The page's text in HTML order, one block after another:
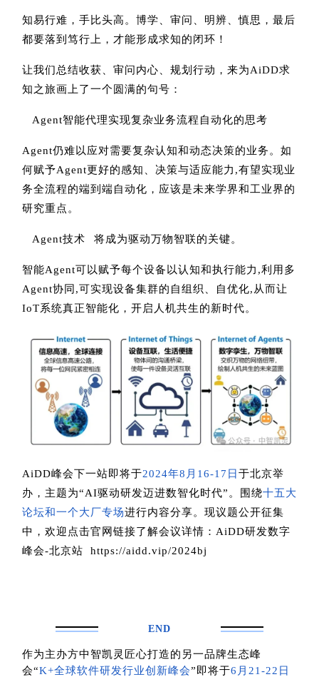
知易行难，手比头高。博学、审问、明辨、慎思，最后
都要落到笃行上，才能形成求知的闭环！
让我们总结收获、审问内心、规划行动，来为AiDD求
知之旅画上了一个圆满的句号：
Agent智能代理实现复杂业务流程自动化的思考
Agent仍难以应对需要复杂认知和动态决策的业务。如
何赋予Agent更好的感知、决策与适应能力,有望实现业
务全流程的端到端自动化，应该是未来学界和工业界的
研究重点。
Agent技术 将成为驱动万物智联的关键。
智能Agent可以赋予每个设备以认知和执行能力,利用多
Agent协同,可实现设备集群的自组织、自优化,从而让
IoT系统真正智能化，开启人机共生的新时代。
AiDD峰会下一站即将于2024年8月16-17日 于北京举
办，主题为“AI驱动研发迈进数智化时代”。围绕十五大
论坛和一个大厂专场进行内容分享。现议题公开征集
中，欢迎点击官网链接了解会议详情：AiDD研发数字
峰会-北京站 https://aidd.vip/2024bj
END
作为主办方中智凯灵匠心打造的另一品牌生态峰
会“K+全球软件研发行业创新峰会”即将于6月21-22日